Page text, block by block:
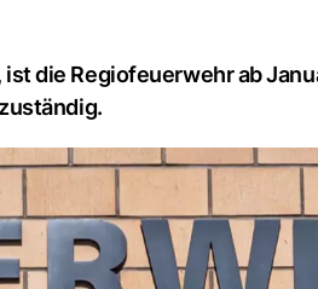
die Regiofeuerwehr ab